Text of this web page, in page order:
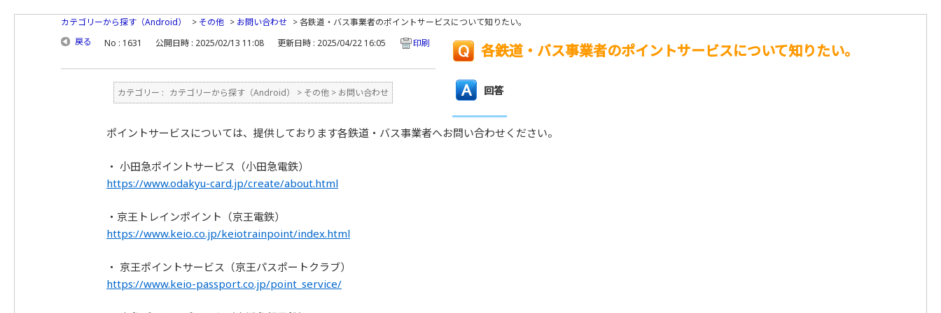
カテゴリーから探す（Android） > その他 > お問い合わせ >各鉄道・バス事業者のポイントサービスについて知りたい。
戻る
No : 1631 公開日時 : 2025/02/13 11:08 更新日時 : 2025/04/22 16:05 印刷 各鉄道・バス事業者のポイントサービスについて知りたい。
カテゴリー : カテゴリーから探す（Android） > その他 > お問い合わせ 回答
ポイントサービスについては、提供しております各鉄道・バス事業者へお問い合わせください。
・ 小田急ポイントサービス（小田急電鉄）
https://www.odakyu-card.jp/create/about.html
・京王トレインポイント（京王電鉄）
https://www.keio.co.jp/keiotrainpoint/index.html
・ 京王ポイントサービス（京王パスポートクラブ）
https://www.keio-passport.co.jp/point_service/